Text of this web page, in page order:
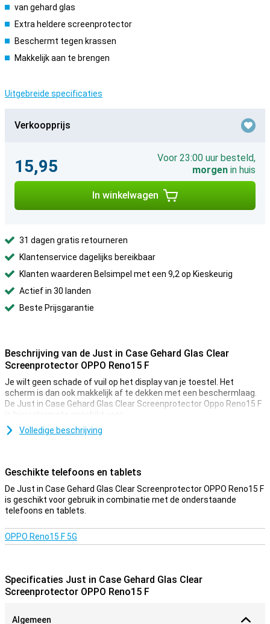
van gehard glas
Extra heldere screenprotector
Beschermt tegen krassen
Makkelijk aan te brengen
Uitgebreide specificaties
Verkoopprijs
15,95
Voor 23:00 uur besteld,
morgen in huis
In winkelwagen
31 dagen gratis retourneren
Klantenservice dagelijks bereikbaar
Klanten waarderen Belsimpel met een 9,2 op Kieskeurig
Actief in 30 landen
Beste Prijsgarantie
Beschrijving van de Just in Case Gehard Glas Clear
Screenprotector OPPO Reno15 F
Je wilt geen schade of vuil op het display van je toestel. Het
scherm is dan ook makkelijk af te dekken met een beschermlaag.
De Just in Case Gehard Glas Clear Screenprotector Oppo Reno15 F
is hier uitermate geschikt voor.
Dankzij deze screenprotector, die is gemaakt van gehard glas,
Beschermlaag die niet in de weg zit
Zoek je bescherming voor het display van je Oppo Reno15 F? Dan is
deze clear screenprotector een goede optie. De beschermlaag zit
voorwerpen. Zo voorkom je krassen in het scherm.
Volledige beschrijving
Geschikte telefoons en tablets
De Just in Case Gehard Glas Clear Screenprotector OPPO Reno15 F
is geschikt voor gebruik in combinatie met de onderstaande
telefoons en tablets.
OPPO Reno15 F 5G
Specificaties Just in Case Gehard Glas Clear
Screenprotector OPPO Reno15 F
Algemeen